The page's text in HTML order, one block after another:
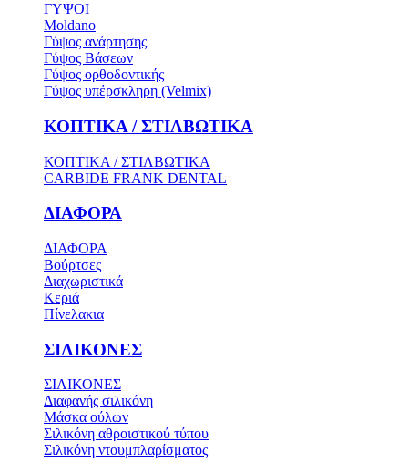
ΓΥΨΟΙ
Moldano
Γύψος ανάρτησης
Γύψος Βάσεων
Γύψος ορθοδοντικής
Γύψος υπέρσκληρη (Velmix)
ΚΟΠΤΙΚΑ / ΣΤΙΛΒΩΤΙΚΑ
ΚΟΠΤΙΚΑ / ΣΤΙΛΒΩΤΙΚΑ
CARBIDE FRANK DENTAL
ΔΙΑΦΟΡΑ
ΔΙΑΦΟΡΑ
Βούρτσες
Διαχωριστικά
Κεριά
Πίνελακια
ΣΙΛΙΚΟΝΕΣ
ΣΙΛΙΚΟΝΕΣ
Διαφανής σιλικόνη
Μάσκα ούλων
Σιλικόνη αθροιστικού τύπου
Σιλικόνη ντουμπλαρίσματος